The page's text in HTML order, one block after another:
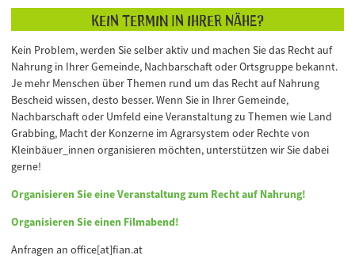
Kein Termin in Ihrer Nähe?
Kein Problem, werden Sie selber aktiv und machen Sie das Recht auf
Nahrung in Ihrer Gemeinde, Nachbarschaft oder Ortsgruppe bekannt.
Je mehr Menschen über Themen rund um das Recht auf Nahrung
Bescheid wissen, desto besser. Wenn Sie in Ihrer Gemeinde,
Nachbarschaft oder Umfeld eine Veranstaltung zu Themen wie Land
Grabbing, Macht der Konzerne im Agrarsystem oder Rechte von
Kleinbäuer_innen organisieren möchten, unterstützen wir Sie dabei
gerne!
Organisieren Sie eine Veranstaltung zum Recht auf Nahrung!
Organisieren Sie einen Filmabend!
Anfragen an office[at]fian.at